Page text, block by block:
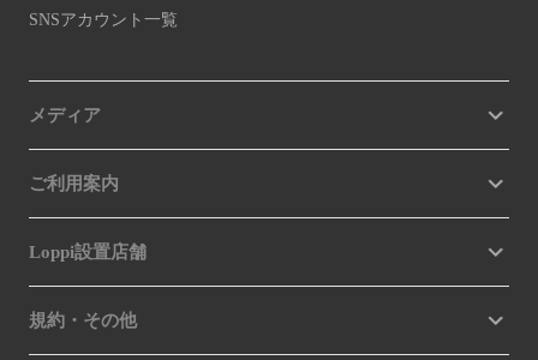
SNSアカウント一覧
メディア
ご利用案内
Loppi設置店舗
規約・その他